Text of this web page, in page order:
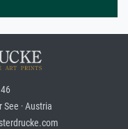
· Austria